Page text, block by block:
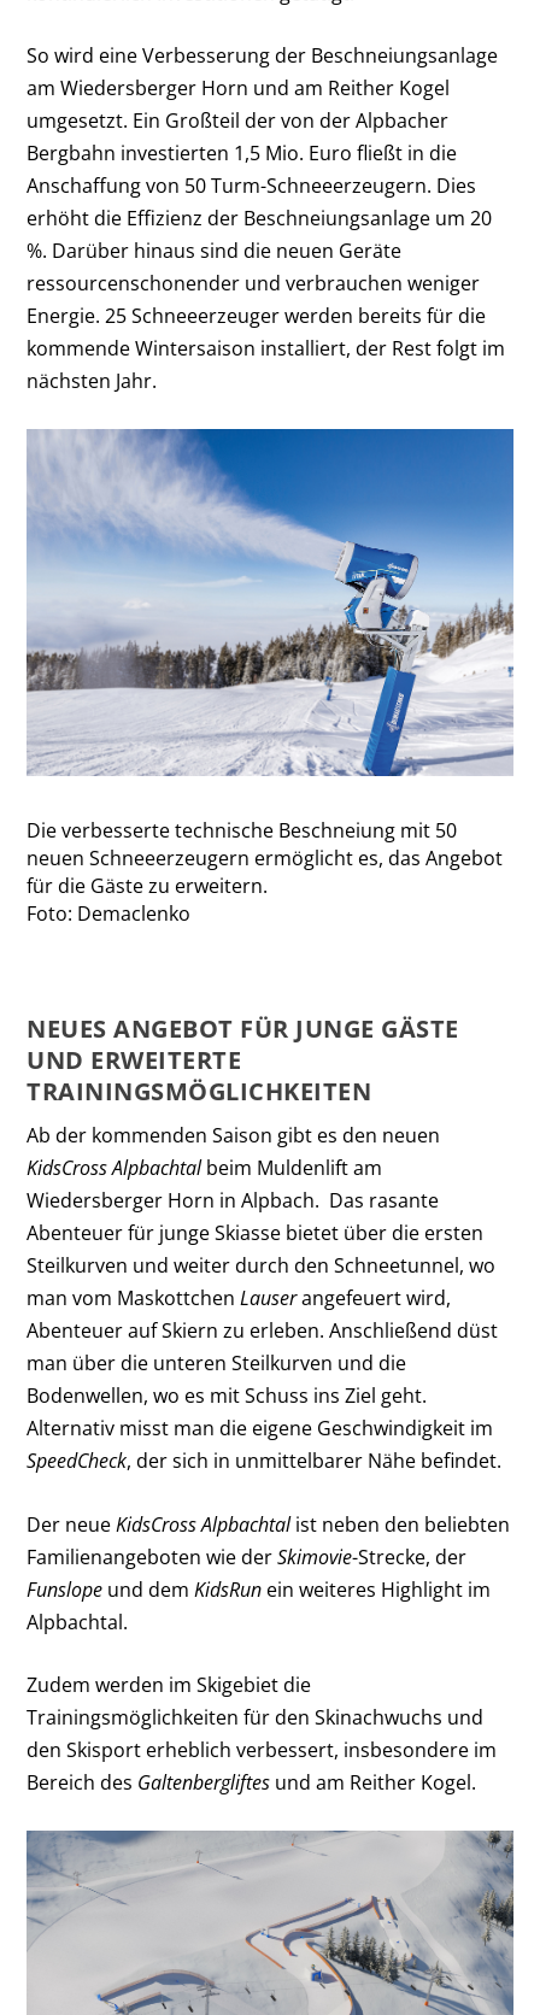
So wird eine Verbesserung der Beschneiungsanlage
am Wiedersberger Horn und am Reither Kogel
umgesetzt. Ein Großteil der von der Alpbacher
Bergbahn investierten 1,5 Mio. Euro fließt in die
Anschaffung von 50 Turm-Schneeerzeugern. Dies
erhöht die Effizienz der Beschneiungsanlage um 20
%. Darüber hinaus sind die neuen Geräte
ressourcenschonender und verbrauchen weniger
Energie. 25 Schneeerzeuger werden bereits für die
kommende Wintersaison installiert, der Rest folgt im
nächsten Jahr.
Die verbesserte technische Beschneiung mit 50
neuen Schneeerzeugern ermöglicht es, das Angebot
für die Gäste zu erweitern.
Foto: Demaclenko
NEUES ANGEBOT FÜR JUNGE GÄSTE
UND ERWEITERTE
TRAININGSMÖGLICHKEITEN
Ab der kommenden Saison gibt es den neuen
KidsCross Alpbachtalbeim Muldenlift am
Wiedersberger Horn in Alpbach. Das rasante
Abenteuer für junge Skiasse bietet über die ersten
Steilkurven und weiter durch den Schneetunnel, wo
man vom MaskottchenLauserangefeuert wird,
Abenteuer auf Skiern zu erleben. Anschließend düst
man über die unteren Steilkurven und die
Bodenwellen, wo es mit Schuss ins Ziel geht.
Alternativ misst man die eigene Geschwindigkeit im
SpeedCheck, der sich in unmittelbarer Nähe befindet.
Der neueKidsCross Alpbachtalist neben den beliebten
Familienangeboten wie derSkimovie-Strecke, der
Funslope und demKidsRun ein weiteres Highlight im
Alpbachtal.
Zudem werden im Skigebiet die
Trainingsmöglichkeiten für den Skinachwuchs und
den Skisport erheblich verbessert, insbesondere im
Bereich des Galtenbergliftes und am Reither Kogel.